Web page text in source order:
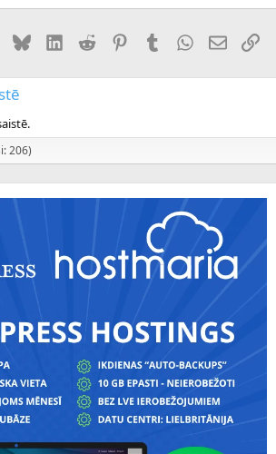
X (Twitter)
BlueskyLinkedInReddit PinterestTumblrWhatsApp
E-pasts
206)